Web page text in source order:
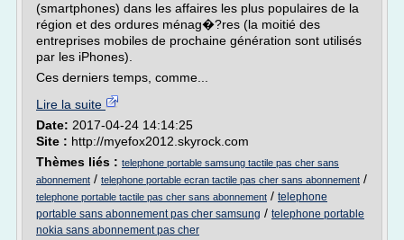
(smartphones) dans les affaires les plus populaires de la
région et des ordures ménag�?res (la moitié des
entreprises mobiles de prochaine génération sont utilisés
par les iPhones).
Ces derniers temps, comme...
Lire la suite
Date: 2017-04-24 14:14:25
Site : http://myefox2012.skyrock.com
Thèmes liés : telephone portable samsung tactile pas cher sans
abonnement / telephone portable ecran tactile pas cher sans abonnement /
telephone portable tactile pas cher sans abonnement / telephone
portable sans abonnement pas cher samsung / telephone portable
nokia sans abonnement pas cher